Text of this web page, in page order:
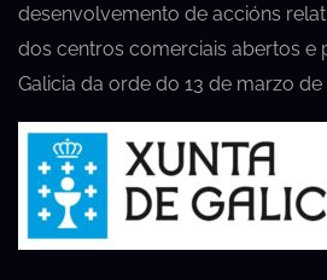
desenvolvemento de accións
dos centros comerciais abertos e
Galicia da orde do 13 de marzo de